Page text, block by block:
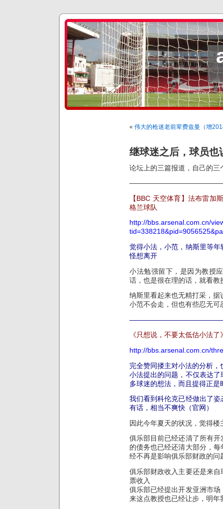
« 伟大的枪迷老前辈费兹曼（增
继球迷之后，球员也
论坛上的三篇报道，自己的三
【BBC 天空体育】法布雷加
格兰球队
http://bbs.arsenal.com.cn/
觉得小法，小范，纳斯里等
怪想离开
小法勉强留下，是因为教授
话，也是很在理的话，就看教
纳斯里看起来也无精打采，
小范不会走，但也有些忍无可
《只想说，不要太低估小法了
http://bbs.arsenal.com.cn/
完全赞同搂主对小法的分析
小法提出的问题，不仅表达
多球迷的想法，而且提得正
我们看到科伦克已经做出了
有话，相当不爽快（官网）
因此今年夏天的状况，觉得
俱乐部目前已经还清了所有
的债务也已经还清大部分，
经不再是影响俱乐部财政的问
俱乐部财政收入主要还是来
票收入
俱乐部已经提出开发亚洲市
来这点教授也已经让步，明